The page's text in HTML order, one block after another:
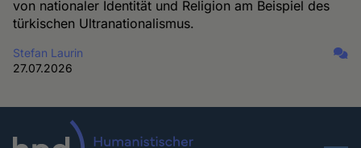
von nationaler Identität und Religion am Beispiel des
türkischen Ultranationalismus.
Stefan Laurin
27.07.2026